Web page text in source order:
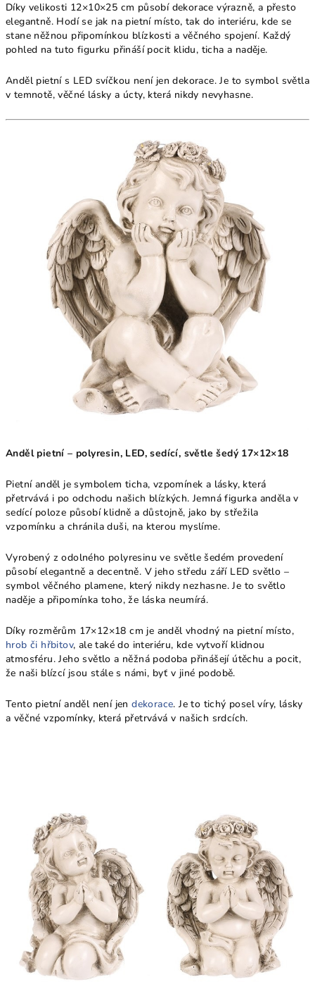
Díky velikosti 12×10×25 cm působí dekorace výrazně, a přesto
elegantně. Hodí se jak na pietní místo, tak do interiéru, kde se
stane něžnou připomínkou blízkosti a věčného spojení. Každý
pohled na tuto figurku přináší pocit klidu, ticha a naděje.
Anděl pietní s LED svíčkou není jen dekorace. Je to symbol světla
v temnotě, věčné lásky a úcty, která nikdy nevyhasne.
Anděl pietní – polyresin, LED, sedící, světle šedý 17×12×18
Pietní anděl je symbolem ticha, vzpomínek a lásky, která
přetrvává i po odchodu našich blízkých. Jemná figurka anděla v
sedící poloze působí klidně a důstojně, jako by střežila
vzpomínku a chránila duši, na kterou myslíme.
Vyrobený z odolného polyresinu ve světle šedém provedení
působí elegantně a decentně. V jeho středu září LED světlo –
symbol věčného plamene, který nikdy nezhasne. Je to světlo
naděje a připomínka toho, že láska neumírá.
Díky rozměrům 17×12×18 cm je anděl vhodný na pietní místo,
hrob či hřbitov, ale také do interiéru, kde vytvoří klidnou
atmosféru. Jeho světlo a něžná podoba přinášejí útěchu a pocit,
že naši blízcí jsou stále s námi, byť v jiné podobě.
Tento pietní anděl není jendekorace. Je to tichý posel víry, lásky
a věčné vzpomínky, která přetrvává v našich srdcích.